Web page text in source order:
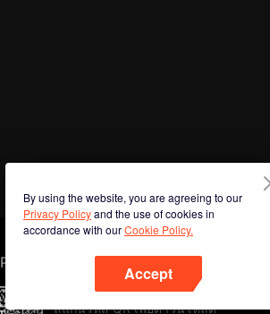
By using the website, you are agreeing to our
Privacy Policyand the use of cookies in
accordance with ourCookie Policy.
Accept
Phone
สแกนรหัส QR เพื่อดาวน์โหลด